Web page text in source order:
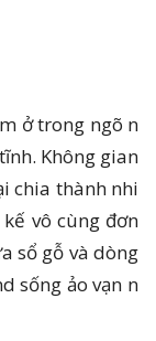
ở trong ngõ n
Không gian
chia thành nhi
vô cùng đơn
sổ gỗ và dòng
sống ảo vạn n